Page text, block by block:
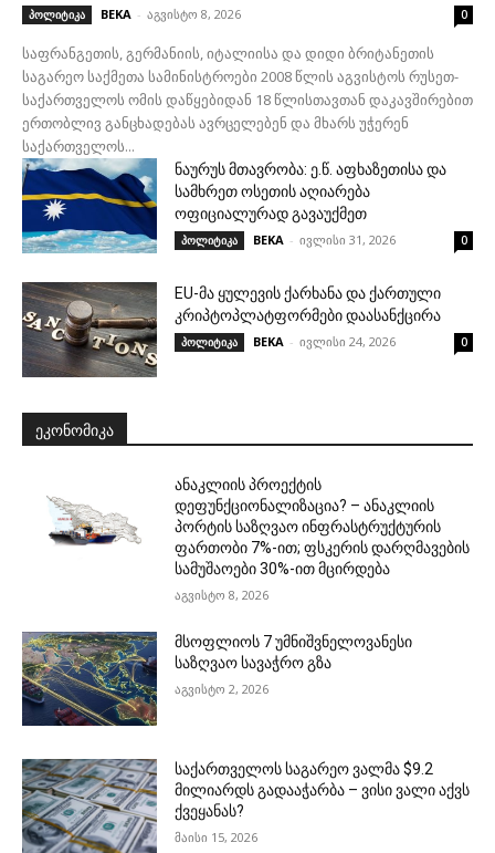
პოლიტიკა BEKA - აგვისტო 8, 2026 0
საფრანგეთის, გერმანიის, იტალიისა და დიდი ბრიტანეთის
საგარეო საქმეთა სამინისტროები 2008 წლის აგვისტოს რუსეთ-
საქართველოს ომის დაწყებიდან 18 წლისთავთან დაკავშირებით
ერთობლივ განცხადებას ავრცელებენ და მხარს უჭერენ
საქართველოს...
ნაურუს მთავრობა: ე.წ. აფხაზეთისა და
სამხრეთ ოსეთის აღიარება
ოფიციალურად გავაუქმეთ
პოლიტიკა BEKA - ივლისი 31, 2026 0
EU-მა ყულევის ქარხანა და ქართული
კრიპტოპლატფორმები დაასანქცირა
პოლიტიკა BEKA - ივლისი 24, 2026 0
ᲔᲙᲝᲜᲝᲛᲘᲙᲐ
ანაკლიის პროექტის
დეფუნქციონალიზაცია? – ანაკლიის
პორტის საზღვაო ინფრასტრუქტურის
ფართობი 7%-ით; ფსკერის დარღმავების
სამუშაოები 30%-ით მცირდება
აგვისტო 8, 2026
მსოფლიოს 7 უმნიშვნელოვანესი
საზღვაო სავაჭრო გზა
აგვისტო 2, 2026
საქართველოს საგარეო ვალმა $9.2
მილიარდს გადააჭარბა – ვისი ვალი აქვს
ქვეყანას?
მაისი 15, 2026